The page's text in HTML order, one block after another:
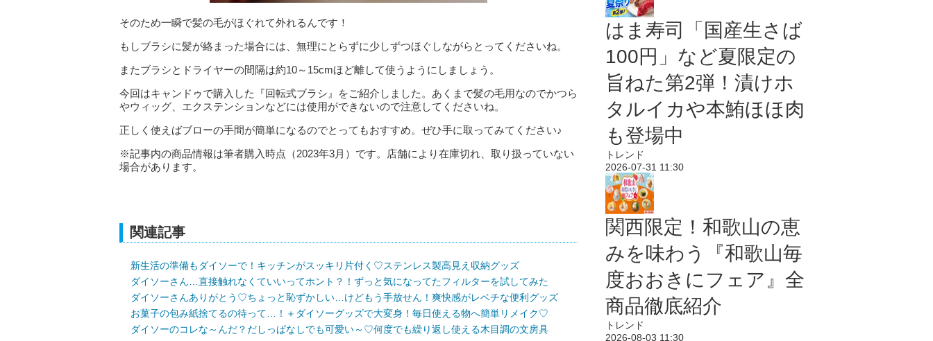
そのため一瞬で髪の毛がほぐれて外れるんです！
もしブラシに髪が絡まった場合には、無理にとらずに少しずつほぐしながらとってくださいね。
またブラシとドライヤーの間隔は約10～15cmほど離して使うようにしましょう。
今回はキャンドゥで購入した『回転式ブラシ』をご紹介しました。あくまで髪の毛用なのでかつら
やウィッグ、エクステンションなどには使用ができないので注意してくださいね。
正しく使えばブローの手間が簡単になるのでとってもおすすめ。ぜひ手に取ってみてください♪
※記事内の商品情報は筆者購入時点（2023年3月）です。店舗により在庫切れ、取り扱っていない
場合があります。
関連記事
新生活の準備もダイソーで！キッチンがスッキリ片付く♡ステンレス製高見え収納グッズ
ダイソーさん…直接触れなくていいってホント？！ずっと気になってたフィルターを試してみた
ダイソーさんありがとう♡ちょっと恥ずかしい…けどもう手放せん！爽快感がレベチな便利グッズ
お菓子の包み紙捨てるの待って…！＋ダイソーグッズで大変身！毎日使える物へ簡単リメイク♡
ダイソーのコレな～んだ？だしっぱなしでも可愛い～♡何度でも繰り返し使える木目調の文房具
はま寿司「国産生さば
100円」など夏限定の
旨ねた第2弾！漬けホ
タルイカや本鮪ほほ肉
も登場中
トレンド
2026-07-31 11:30
関西限定！和歌山の恵
みを味わう『和歌山毎
度おおきにフェア』全
商品徹底紹介
トレンド
2026-08-03 11:30